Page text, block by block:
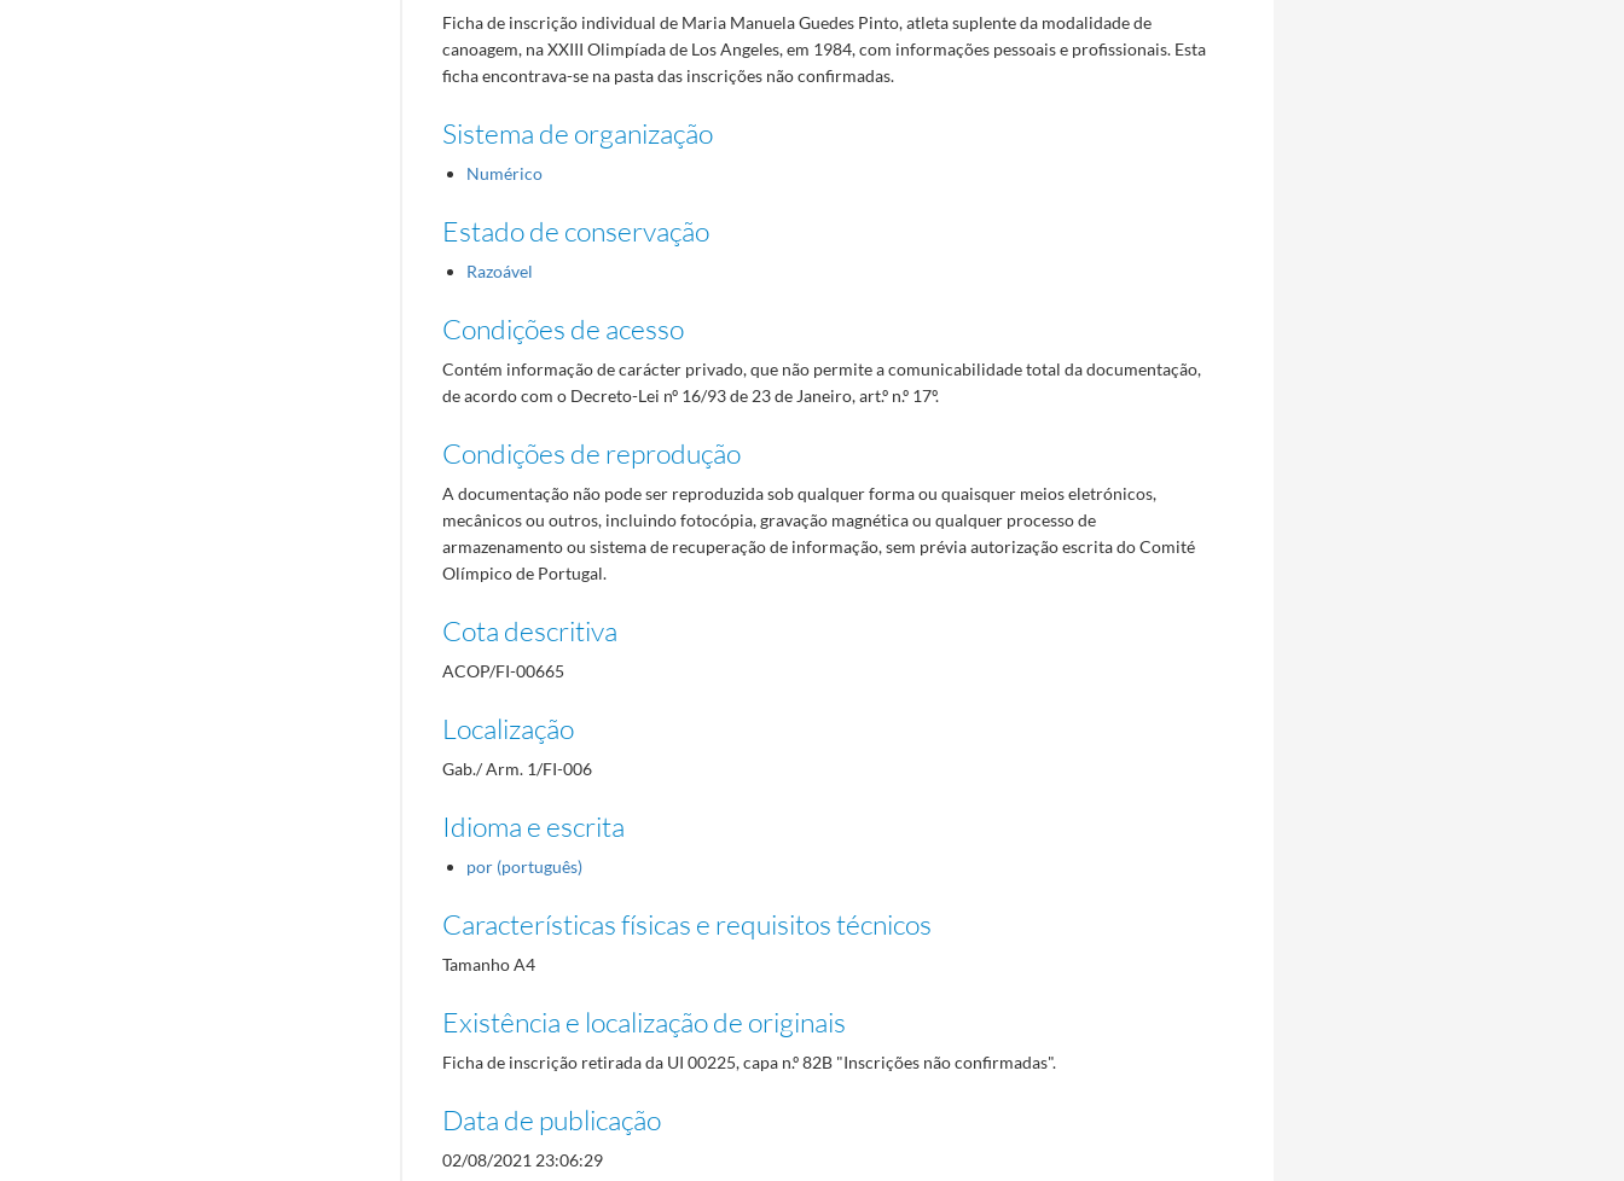
Ficha de inscrição individual de Maria Manuela Guedes Pinto, atleta suplente da modalidade de
canoagem, na XXIII Olimpíada de Los Angeles, em 1984, com informações pessoais e profissionais. Esta
ficha encontrava-se na pasta das inscrições não confirmadas.
Sistema de organização
Numérico
Estado de conservação
Razoável
Condições de acesso
Contém informação de carácter privado, que não permite a comunicabilidade total da documentação,
de acordo com o Decreto-Lei nº 16/93 de 23 de Janeiro, art.º n.º 17º.
Condições de reprodução
A documentação não pode ser reproduzida sob qualquer forma ou quaisquer meios eletrónicos,
mecânicos ou outros, incluindo fotocópia, gravação magnética ou qualquer processo de
armazenamento ou sistema de recuperação de informação, sem prévia autorização escrita do Comité
Olímpico de Portugal.
Cota descritiva
ACOP/FI-00665
Localização
Gab./ Arm. 1/FI-006
Idioma e escrita
por (português)
Características físicas e requisitos técnicos
Tamanho A4
Existência e localização de originais
Ficha de inscrição retirada da UI 00225, capa n.º 82B "Inscrições não confirmadas".
Data de publicação
02/08/2021 23:06:29